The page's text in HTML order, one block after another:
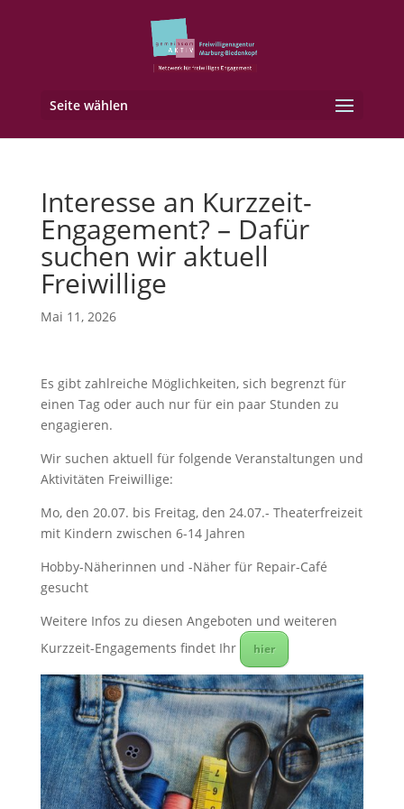
Seite wählen
Interesse an Kurzzeit-
Engagement? – Dafür
suchen wir aktuell
Freiwillige
Mai 11, 2026
Es gibt zahlreiche Möglichkeiten, sich begrenzt für
einen Tag oder auch nur für ein paar Stunden zu
engagieren.
Wir suchen aktuell für folgende Veranstaltungen und
Aktivitäten Freiwillige:
Mo, den 20.07. bis Freitag, den 24.07.- Theaterfreizeit
mit Kindern zwischen 6-14 Jahren
Hobby-Näherinnen und -Näher für Repair-Café
gesucht
Weitere Infos zu diesen Angeboten und weiteren
Kurzzeit-Engagements findet Ihr
hier